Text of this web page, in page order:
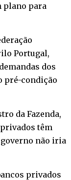
plano para
Portugal,
dos
pré-condição
da Fazenda,
têm
não iria
privados